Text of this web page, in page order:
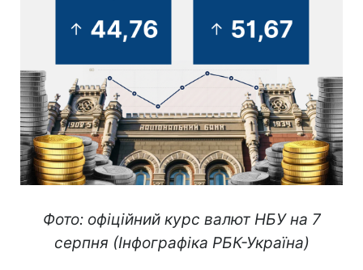
Фото: офіційний курс валют НБУ на 7
серпня (Інфографіка РБК-Україна)